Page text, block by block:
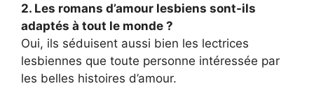
2. Les romans d’amour lesbiens sont-ils
adaptés à tout le monde ?
Oui, ils séduisent aussi bien les lectrices
lesbiennes que toute personne intéressée par
les belles histoires d’amour.